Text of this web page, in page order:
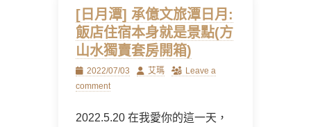
[日月潭] 承億文旅潭日月:
飯店住宿本身就是景點(方
山水獨賣套房開箱)
Posted
on
2022/07/03 Author
艾瑪
Leave a
comment
2022.5.20 在我愛你的這一天，